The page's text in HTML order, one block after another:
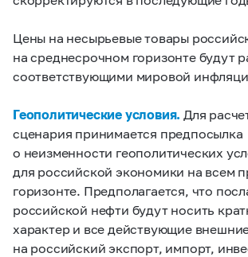
Цены на несырьевые товары
на среднесрочном горизонте будут
соответствующими мировой
Геополитические условия. Для
сценария принимается предпосылка
о неизменности геополитических
для российской экономики на всем
горизонте. Предполагается, что
российской нефти будут носить
характер и все действующие
на российский экспорт, импорт,